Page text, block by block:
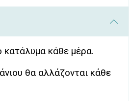
κατάλυμα κάθε μέρα.
θα αλλάζονται κάθε